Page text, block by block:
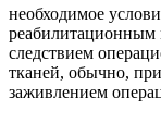
необходимое
реабилитационным
следствием
тканей, обычно,
заживлением